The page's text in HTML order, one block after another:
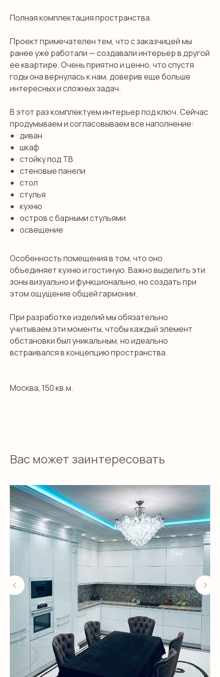
Полная комплектация пространства.
Проект примечателен тем, что с заказчицей мы
ранее уже работали — создавали интерьер в другой
ее квартире. Очень приятно и ценно, что спустя
годы она вернулась к нам, доверив еще больше
интересных и сложных задач.
В этот раз комплектуем интерьер под ключ. Сейчас
продумываем и согласовываем все наполнение:
диван
шкаф
стойку под ТВ
стеновые панели
стол
стулья
кухню
остров с барными стульями
освещение
Особенность помещения в том, что оно
объединяет кухню и гостиную. Важно выделить эти
зоны визуально и функционально, но создать при
этом ощущение общей гармонии.
При разработке изделий мы обязательно
учитываем эти моменты, чтобы каждый элемент
обстановки был уникальным, но идеально
встраивался в концепцию пространства.
Москва, 150 кв.м.
Вас может заинтересовать